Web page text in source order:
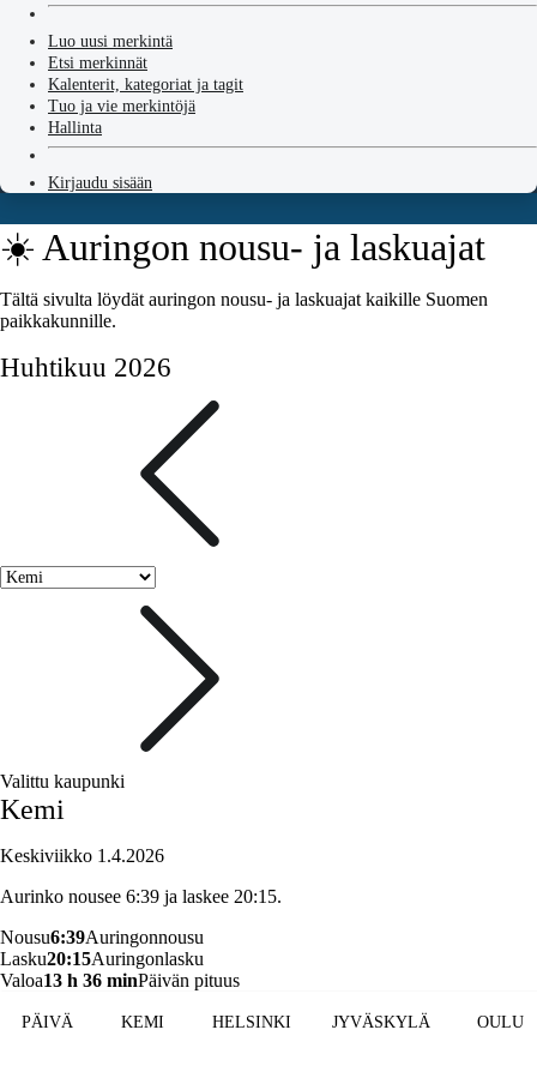
Luo uusi merkintä
Etsi merkinnät
Kalenterit, kategoriat ja tagit
Tuo ja vie merkintöjä
Hallinta
Kirjaudu sisään
☀️ Auringon nousu- ja laskuajat
Tältä sivulta löydät auringon nousu- ja laskuajat kaikille Suomen
paikkakunnille.
Huhtikuu 2026
Valittu kaupunki
Kemi
Keskiviikko 1.4.2026
Aurinko nousee 6:39 ja laskee 20:15.
Nousu6:39Auringonnousu
Lasku20:15Auringonlasku
Valoa13 h 36 minPäivän pituus
PÄIVÄ KEMI HELSINKI JYVÄSKYLÄ OULU